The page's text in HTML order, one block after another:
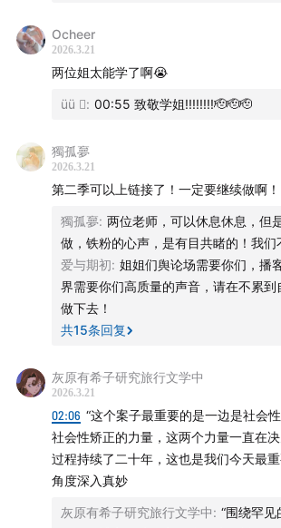
“恐惧是爱泼斯坦最大的资产。”
“与爱泼斯坦有关的事情，从来没有免费的
The Setiles (2020) by Maria Farmer
第一部分 爱泼斯坦是如何崛起的：蛛网人
04:41 引子：靴子落地的故事
平民出身，聪明孩子
职业道路初始就显露关键词：关系
贝尔斯登：跻身华尔街顶级圈层
Ocheer
2026.3.21
两位姐太能学了啊😭
üü : 00:55 致敬学姐!!!!!!!!🫡🫡🫡
獨孤夣
2026.3.21
第二季可以上链接了！一定要继续做啊！
獨孤夣: 两位老师，可以休息休息，但
做，铁粉的心声，是有目共睹的！我们
爱与期初: 姐姐们舆论场需要你们，播
界需要你们高质量的声音，请在不累到
做下去！
共15条回复
灰原有希子研究旅行文学中
2026.3.21
02:06 “这个案子最重要的是一边是社会
社会性矫正的力量，这两个力量一直在
过程持续了二十年，这也是我们今天最
角度深入真妙
灰原有希子研究旅行文学中: “围绕罕见